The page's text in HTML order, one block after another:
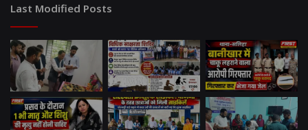
Last Modified Posts